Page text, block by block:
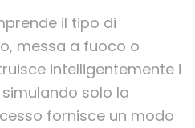
il tipo di
messa a fuoco o
intelligentemente i
solo la
fornisce un modo